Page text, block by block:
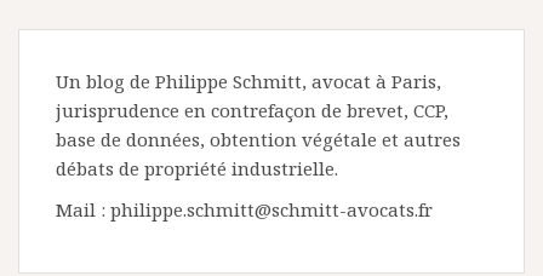
Un blog de Philippe Schmitt, avocat à Paris,
jurisprudence en contrefaçon de brevet, CCP,
base de données, obtention végétale et autres
débats de propriété industrielle.
Mail : philippe.schmitt@schmitt-avocats.fr